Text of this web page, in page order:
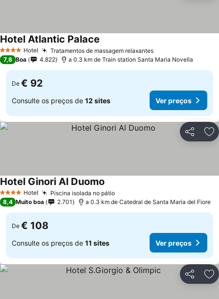
4 EstrelasHotel Tratamentos de massagem relaxantesVer preços
Hotel Atlantic Palace
7,8 Boa 4.822 a 0.3 km de Train station Santa Maria Novella
De € 92
Consulte os preços de 12 sites Ver preços
Partilhar
4 EstrelasHotel Piscina isolada no pátioVer preços
Hotel Ginori Al Duomo
8,4 Muito boa 2.701 a 0.3 km de Catedral de Santa Maria del Fiore
De € 108
Consulte os preços de 11 sites Ver preços
Partilhar